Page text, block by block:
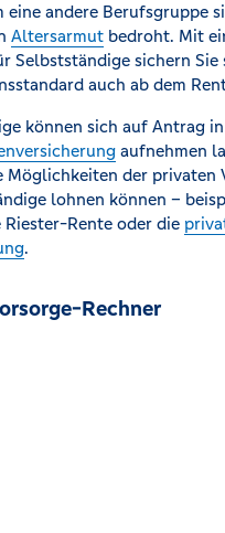
eine andere Berufsgruppe
Altersarmut bedroht. Mit
Selbstständige sichern Sie
auch ab dem
können sich auf Antrag
aufnehmen
Möglichkeiten der privaten
lohnen können –
Rente oder die
.
Rechner